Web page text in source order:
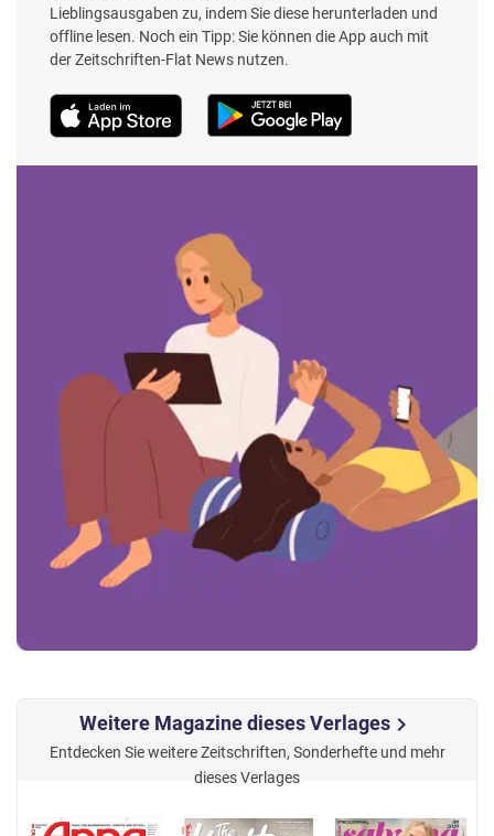
Lieblingsausgaben zu, indem Sie diese herunterladen und
offline lesen. Noch ein Tipp: Sie können die App auch mit
der Zeitschriften-Flat News nutzen.
Weitere Magazine dieses Verlageschevron_right
Entdecken Sie weitere Zeitschriften, Sonderhefte und mehr
dieses Verlages